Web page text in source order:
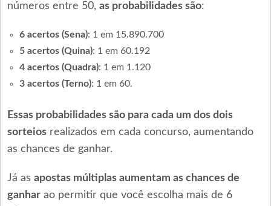
números entre 50, as probabilidades são:
6 acertos (Sena): 1 em 15.890.700
5 acertos (Quina): 1 em 60.192
4 acertos (Quadra): 1 em 1.120
3 acertos (Terno): 1 em 60.
Essas probabilidades são para cada um dos dois
sorteiosrealizados em cada concurso, aumentando
as chances de ganhar.
Já as apostas múltiplas aumentam as chances de
ganharao permitir que você escolha mais de 6